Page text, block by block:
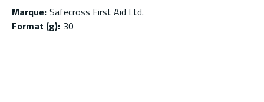
Marque: Safecross First Aid Ltd.
Format (g): 30